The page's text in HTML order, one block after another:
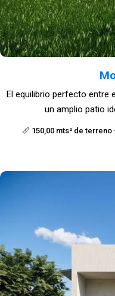
📏 150,00 mts² de terreno
El equilibrio perfecto entre
un amplio patio